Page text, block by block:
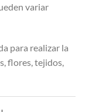
variar
para realizar la
flores, tejidos,